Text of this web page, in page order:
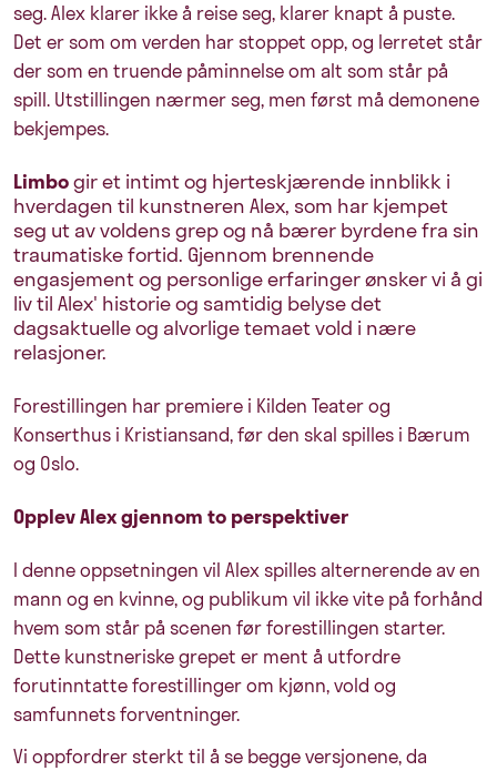
seg. Alex klarer ikke å reise seg, klarer knapt å puste.
Det er som om verden har stoppet opp, og lerretet står
der som en truende påminnelse om alt som står på
spill. Utstillingen nærmer seg, men først må demonene
bekjempes.
Limbogir et intimt og hjerteskjærende innblikk i
hverdagen til kunstneren Alex, som har kjempet
seg ut av voldens grep og nå bærer byrdene fra sin
traumatiske fortid. Gjennom brennende
engasjement og personlige erfaringer ønsker vi å gi
liv til Alex' historie og samtidig belyse det
dagsaktuelle og alvorlige temaet vold i nære
relasjoner.
Forestillingen har premiere i Kilden Teater og
Konserthus i Kristiansand, før den skal spilles i Bærum
og Oslo.
Opplev Alex gjennom to perspektiver
I denne oppsetningen vil Alex spilles alternerende av en
mann og en kvinne, og publikum vil ikke vite på forhånd
hvem som står på scenen før forestillingen starter.
Dette kunstneriske grepet er ment å utfordre
forutinntatte forestillinger om kjønn, vold og
samfunnets forventninger.
Vi oppfordrer sterkt til å se begge versjonene, da